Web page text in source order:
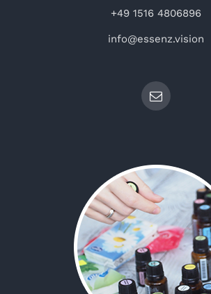
+49 1516 4806896
info@essenz.vision